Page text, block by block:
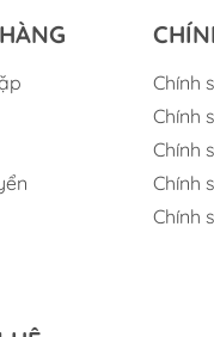
chặt và không bị
& Đáng Tin Cậy:
bền bỉ trong mọi
Thường được
Trang Bị
Thiết Bị:
Chính
Chính
Chính
Chính
Chính